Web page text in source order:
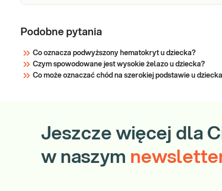
Podobne pytania
Co oznacza podwyższony hematokryt u dziecka?
Czym spowodowane jest wysokie żelazo u dziecka?
Co może oznaczać chód na szerokiej podstawie u
Jeszcze więcej dla
w naszym